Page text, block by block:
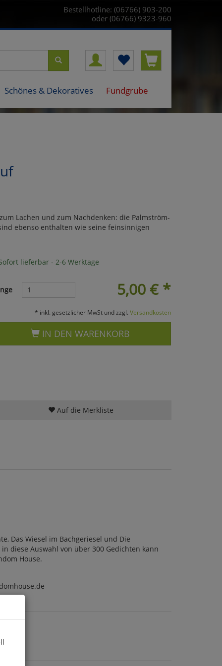
Bestellhotline: (06766) 903-200
oder (06766) 9323-960
Schönes & Dekoratives Fundgrube
Lachen und zum Nachdenken: die Palmström-
ebenso enthalten wie seine feinsinnigen
lieferbar - 2-6 Werktage
5,00 €*
* inkl. gesetzlicher MwSt und zzgl. Versandkosten
IN DEN WARENKORB
Auf die Merkliste
Das Wiesel im Bachgeriesel und Die
diese Auswahl von über 300 Gedichten kann
House.